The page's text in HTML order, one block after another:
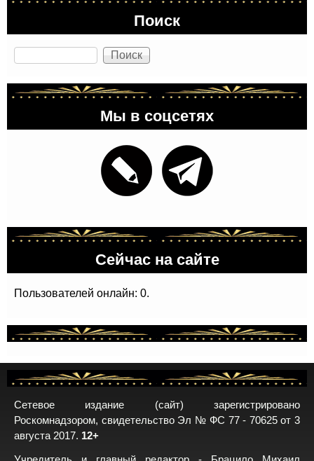
Поиск
Поиск
Мы в соцсетях
Сейчас на сайте
Пользователей онлайн: 0.
Сетевое издание (сайт) зарегистрировано
Роскомнадзором, свидетельство Эл № ФС 77 - 70625 от 3
августа 2017. 12+